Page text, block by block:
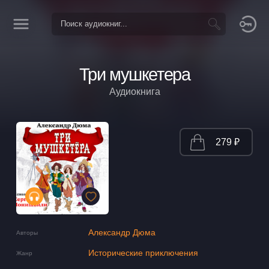
Три мушкетера
Аудиокнига
Авторы Александр Дюма
Жанр Исторические приключения
279 ₽